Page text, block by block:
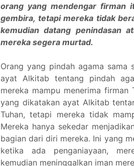
orang yang mendengar firman
gembira, tetapi mereka tidak
kemudian datang penindasan
mereka segera murtad.
Orang yang pindah agama sama
ayat Alkitab tentang pindah
mereka mampu menerima firman
yang dikatakan ayat Alkitab
Tuhan, tetapi mereka tidak
Mereka hanya sekedar
bagian dari diri mereka. Ini yang
ketika ada penganiayaan,
kemudian meninggalkan iman